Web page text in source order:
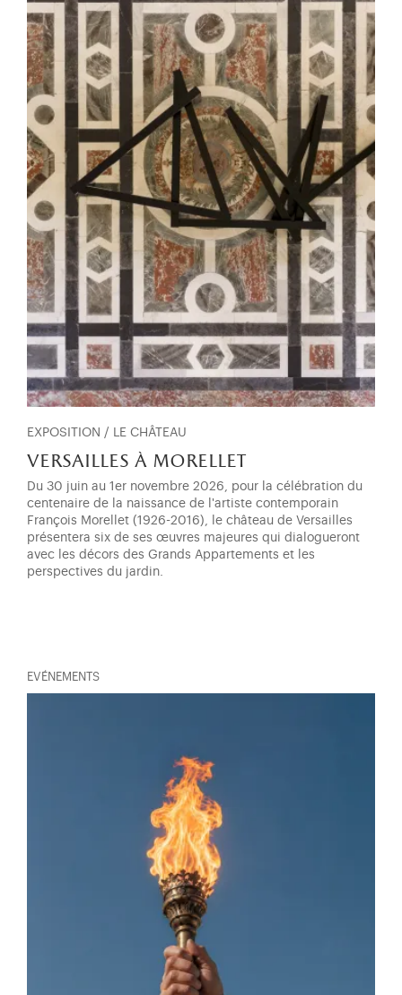
EXPOSITION / LE CHÂTEAU
versailles à morellet
Du 30 juin au 1er novembre 2026, pour la célébration du
centenaire de la naissance de l'artiste contemporain
François Morellet (1926-2016), le château de Versailles
présentera six de ses œuvres majeures qui dialogueront
avec les décors des Grands Appartements et les
perspectives du jardin.
EVÉNEMENTS